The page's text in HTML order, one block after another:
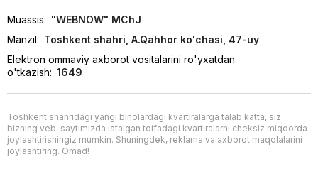
Muassis: "WEBNOW" MChJ
Manzil: Toshkent shahri, A.Qahhor ko'chasi, 47-uy
Elektron ommaviy axborot vositalarini ro'yxatdan
o'tkazish: 1649
Toshkent shahridagi yangi binolardagi kvartiralarga talab katta, siz
bizning veb-saytimizda istalgan toifadagi kvartiralarni cheksiz miqdorda
joylashtirishingiz mumkin. Shuningdek, reklama va axborot maqolalarini
joylashtiring. Omad!